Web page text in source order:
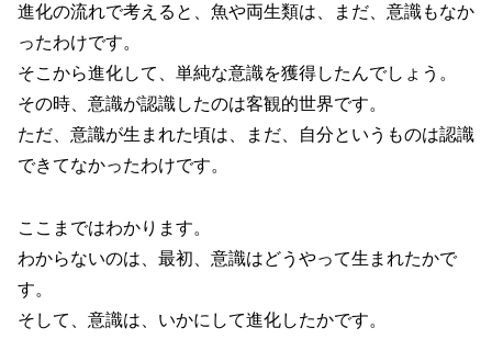
進化の流れで考えると、魚や両生類は、まだ、意識もなか
ったわけです。
そこから進化して、単純な意識を獲得したんでしょう。
その時、意識が認識したのは客観的世界です。
ただ、意識が生まれた頃は、まだ、自分というものは認識
できてなかったわけです。
ここまではわかります。
わからないのは、最初、意識はどうやって生まれたかで
す。
そして、意識は、いかにして進化したかです。